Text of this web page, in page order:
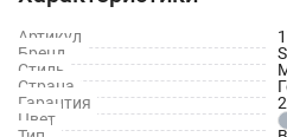
Артикул
Бренд
Стиль
Страна
Гарантия
Цвет